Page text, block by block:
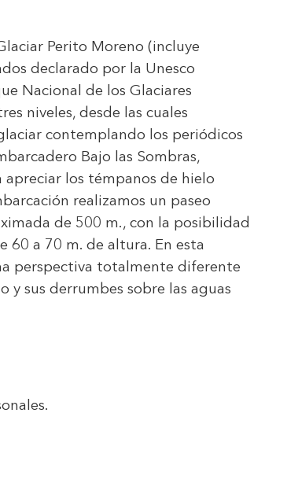
Perito Moreno (incluye
declarado por la Unesco
Nacional de los Glaciares
niveles, desde las cuales
contemplando los periódicos
Bajo las Sombras,
apreciar los témpanos de hielo
realizamos un paseo
de 500 m., con la posibilidad
60 a 70 m. de altura. En esta
perspectiva totalmente diferente
y sus derrumbes sobre las aguas